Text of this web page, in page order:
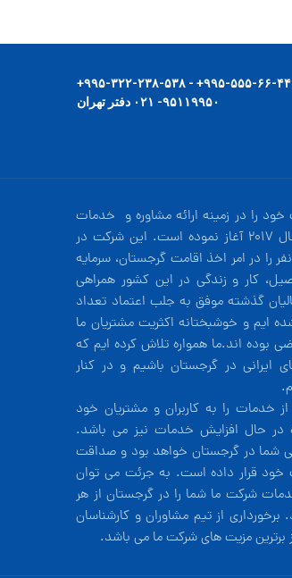
۶۶-۴۴-۳۳+ - ۹۹۵-۳۲۲-۲۳۸-۵۳۸+
۹۵۱۱۹۹۵۰- ۰۲۱ دفتر تهران
را در زمینه ارائه مشاوره و خدمات
در کشور گرجستان از سال 2017 آغاز نموده است. این شرکت در
را در امر اخذ اقامت گرجستان، سرمایه
کار و زندگی در این کشور همراهی
گذشته موفق به جلب اعتماد تعداد
ایم و خوشبختانه اکثریت مشتریان ما
بوده اند.ما همواره تلاش کرده ایم که
ایرانی در گرجستان باشیم و در کنار
را به کاربران و مشتریان خود
در حال افزایش خدمات نیز می باشد.
شما در گرجستان خواهد بود و صداقت
خود قرار داده است. به جرئت می توان
شرکت ما شما را در گرجستان از هر
برخورداری از تیم مشاوران و کارشناسان
برترین مزیت های شرکت ما می باشد.